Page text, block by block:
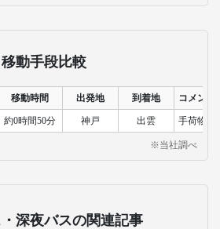
移動手段比較
移動時間 出発地 到着地 コメント
約0時間50分 神戸 出雲 手荷物検
※当社調べ
深夜バスの関連記事